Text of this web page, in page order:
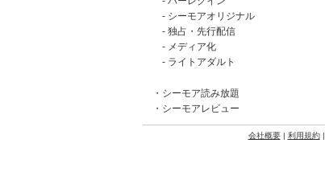
シーモアオリジナル
独占・先行配信
メディア化
ライトアダルト
シーモア読み放題
シーモアレビュー
会社概要| 利用規約|